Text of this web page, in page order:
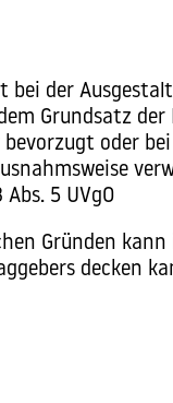
bei der
Grundsatz
oder
Abs. 5 UVgO
Gründen
decken